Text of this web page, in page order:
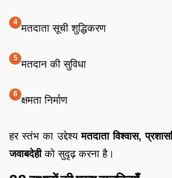
मतदाता सूची शुद्धिकरण
मतदान की सुविधा
क्षमता निर्माण
हर स्तंभ का उद्देश्यमतदाता विश्वास,
जवाबदेहीको सुदृढ़ करना है।